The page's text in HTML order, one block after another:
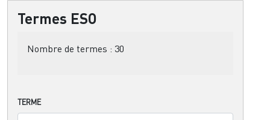
Termes ESO
Nombre de termes : 30
TERME